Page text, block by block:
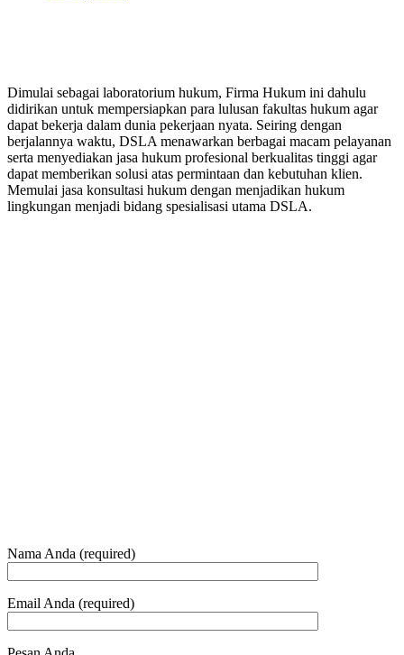
Dimulai sebagai laboratorium hukum, Firma Hukum ini dahulu
didirikan untuk mempersiapkan para lulusan fakultas hukum agar
dapat bekerja dalam dunia pekerjaan nyata. Seiring dengan
berjalannya waktu, DSLA menawarkan berbagai macam pelayanan
serta menyediakan jasa hukum profesional berkualitas tinggi agar
dapat memberikan solusi atas permintaan dan kebutuhan klien.
Memulai jasa konsultasi hukum dengan menjadikan hukum
lingkungan menjadi bidang spesialisasi utama DSLA.
Nama Anda (required)
Email Anda (required)